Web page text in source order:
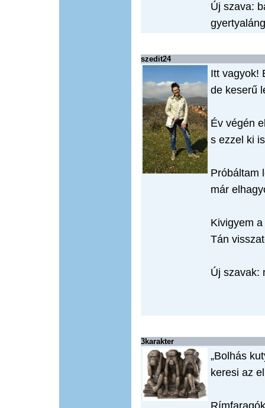
Új szava:
gyertyaláng
szedit24
Itt vagyok!
de keserű
Év végén
s ezzel ki
Próbáltam
már
Kivigyem
Tán
Új szavak:
3karakter
„Bolhás
keresi az